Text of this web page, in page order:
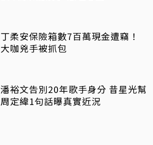
丁柔安保險箱數7百萬現金遭竊！
大咖兇手被抓包
潘裕文告別20年歌手身分 昔星光幫
周定緯1句話曝真實近況